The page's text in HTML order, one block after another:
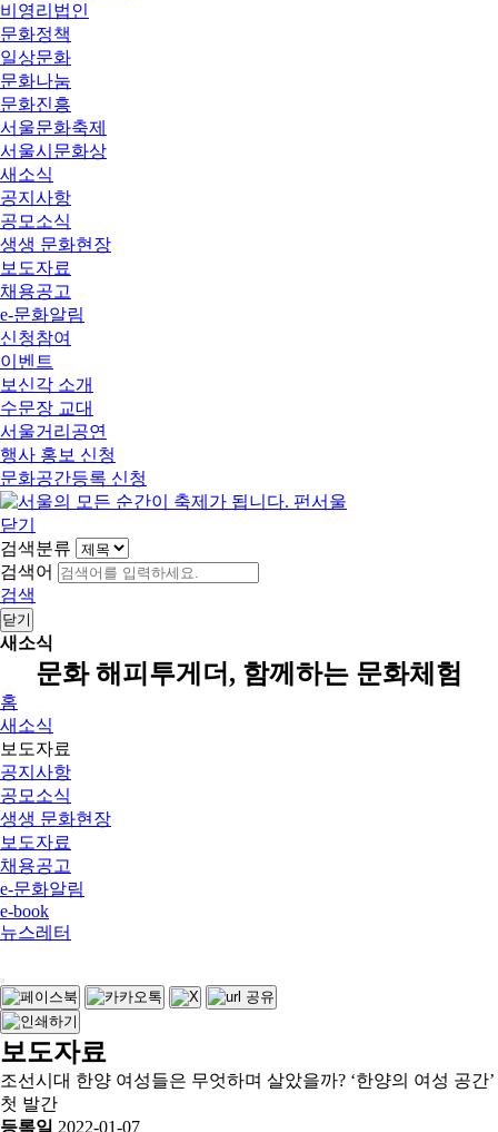
비영리법인
문화정책
일상문화
문화나눔
문화진흥
서울문화축제
서울시문화상
새소식
공지사항
공모소식
생생 문화현장
보도자료
채용공고
e-문화알림
신청참여
이벤트
보신각 소개
수문장 교대
서울거리공연
행사 홍보 신청
문화공간등록 신청
닫기
검색분류
검색어
검색
닫기
새소식
문화 해피투게더, 함께하는 문화체험
홈
새소식
보도자료
공지사항
공모소식
생생 문화현장
보도자료
채용공고
e-문화알림
e-book
뉴스레터
보도자료
조선시대 한양 여성들은 무엇하며 살았을까? ‘한양의 여성 공간’
첫 발간
등록일 2022-01-07